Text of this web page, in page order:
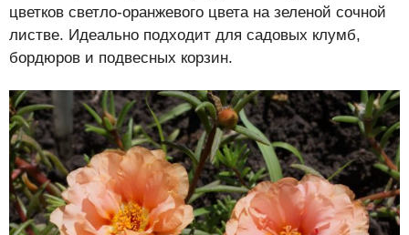
цветков светло-оранжевого цвета на зеленой сочной
листве. Идеально подходит для садовых клумб,
бордюров и подвесных корзин.